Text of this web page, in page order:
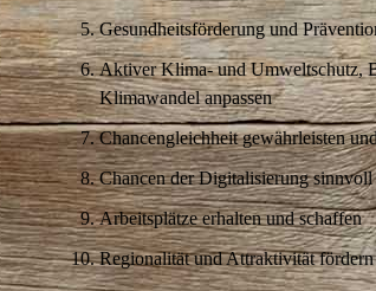
Gesundheitsförderung und
Aktiver Klima- und Umweltschutz,
Klimawandel anpassen
Chancengleichheit gewährleisten
Chancen der Digitalisierung sinnvoll
Arbeitsplätze erhalten und schaffen
Regionalität und Attraktivität fördern